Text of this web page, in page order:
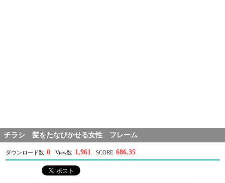
チラシ 髪をたなびかせる女性 フレーム
ダウンロード数 0 View数 1,961 SCORE 686.35